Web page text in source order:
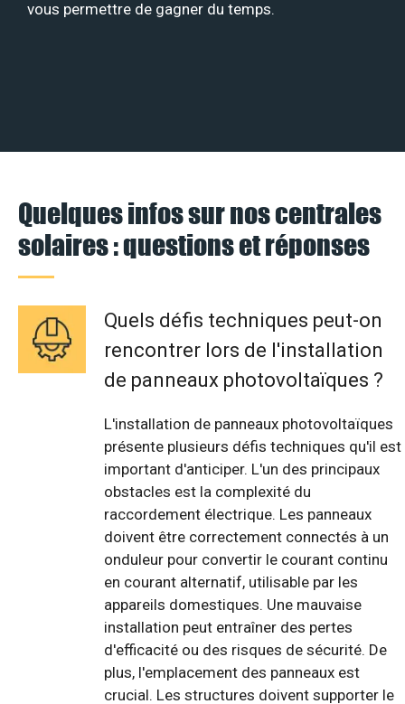
vous permettre de gagner du temps.
Quelques infos sur nos centrales
solaires : questions et réponses
Quels défis techniques peut-on
rencontrer lors de l'installation
de panneaux photovoltaïques ?
L'installation de panneaux photovoltaïques
présente plusieurs défis techniques qu'il est
important d'anticiper. L'un des principaux
obstacles est la complexité du
raccordement électrique. Les panneaux
doivent être correctement connectés à un
onduleur pour convertir le courant continu
en courant alternatif, utilisable par les
appareils domestiques. Une mauvaise
installation peut entraîner des pertes
d'efficacité ou des risques de sécurité. De
plus, l'emplacement des panneaux est
crucial. Les structures doivent supporter le